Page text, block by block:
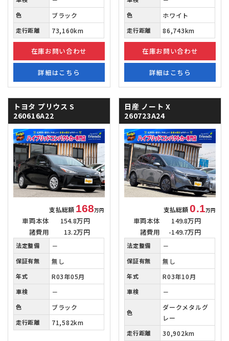
色 ブラック
走行距離 73,160km
在庫お問い合わせ
詳細はこちら
色 ホワイト
走行距離 86,743km
在庫お問い合わせ
詳細はこちら
トヨタ プリウスS
260616A22
支払総額 168万円
車両本体
154.8万円
諸費用
13.2万円
法定整備 －
保証有無 無し
年式 R03年05月
車検 －
色 ブラック
走行距離 71,582km
日産 ノートX
260723A24
支払総額0.1万円
車両本体
149.8万円
諸費用
-149.7万円
法定整備 －
保証有無 無し
年式 R03年10月
車検 －
色
ダークメタルグ
レー
走行距離 30,902km